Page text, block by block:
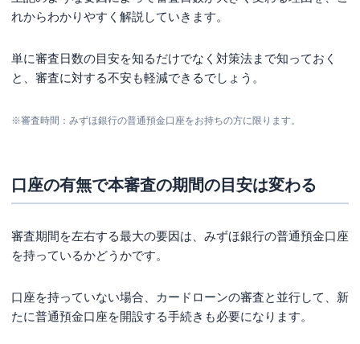
在籍確認が取れない
申し込み時に虚偽の情報を申告した
みずほ銀行カードローンの本審査に落ちたら？次
審査基準が違うほかのカードローンを検討する
コミ・評判
みずほ銀行カードローンの一般的な評判
みずほ銀行カードローン審査の具体的な流れ
れからわかりやすく解説していきます。
単に審査日数の目安を知るだけでなく対策法まで知っておく
と、審査に対する不安も軽減できるでしょう。
※審査時間：みずほ銀行の普通預金口座をお持ちの方に限ります。
口座の有無で本審査の期間の目安は変わる
審査期間を左右する最大の要因は、みずほ銀行の普通預金口座
を持っているかどうかです。
口座を持っていない場合、カードローンの審査と並行して、新
たに普通預金口座を開設する手続きも必要になります。